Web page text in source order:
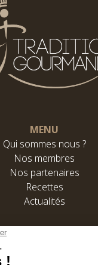
MENU
Qui sommes nous ?
Nos membres
Nos partenaires
Recettes
Actualités
Marius Aufan 92300